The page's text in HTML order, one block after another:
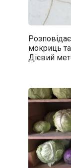
мокриць
Дієвий